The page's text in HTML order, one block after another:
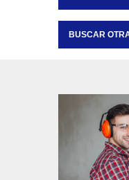
BUSCAR